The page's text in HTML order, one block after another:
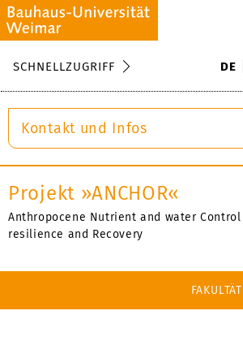
SCHNELLZUGRIFF DE
Kontakt und Infos
Projekt »ANCHOR«
Anthropocene Nutrient and water
resilience and Recovery